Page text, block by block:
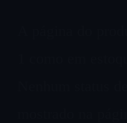
A página do
1 como em
Nenhum status
mostrado na